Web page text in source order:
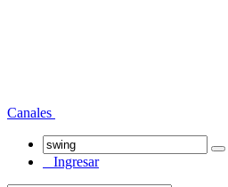
Canales
Ingresar